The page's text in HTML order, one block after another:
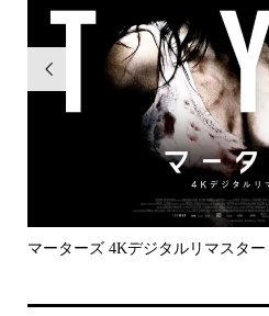

マーターズ 4Kデジタルリマスター